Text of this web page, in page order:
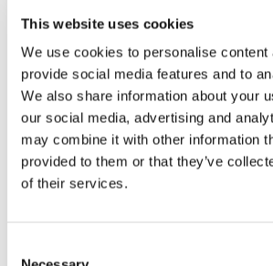
This website uses cookies
We use cookies to personalise content
provide social media features and to
We also share information about your
our social media, advertising and
may combine it with other information
provided to them or that they’ve
of their services.
PRINCIPIO DI REVISIONE
INTERNAZIONALE (ISA Italia) 501
ELEMENTI PROBATIVI –
CONSIDERAZIONI SPECIFICHE SU
DETERMINATE VOCI
Basis for Conclusions: ISA 501
Evidence—Specific Considerations for
Published: May 19, 2026